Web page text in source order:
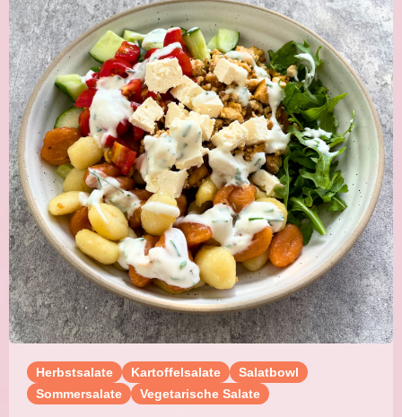
Herbstsalate Kartoffelsalate
Salatbowl
Sommersalate
Vegetarische Salate